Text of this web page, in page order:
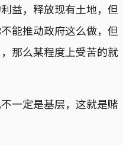
益，释放现有土地，但
能推动政府这么做，但
那么某程度上受苦的就
一定是基层，这就是赌